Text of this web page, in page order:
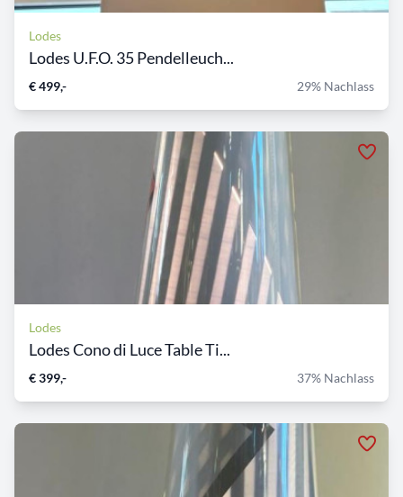
Lodes
Lodes U.F.O. 35 Pendelleuch...
€ 499,- 29% Nachlass
Lodes
Lodes Cono di Luce Table Ti...
€ 399,- 37% Nachlass